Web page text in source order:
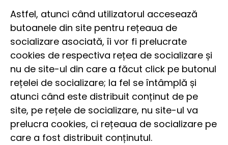
Astfel, atunci când utilizatorul accesează
butoanele din site pentru rețeaua de
socializare asociată, îi vor fi prelucrate
cookies de respectiva rețea de socializare și
nu de site-ul din care a făcut click pe butonul
rețelei de socializare; la fel se întâmplă și
atunci când este distribuit conținut de pe
site, pe rețele de socializare, nu site-ul va
prelucra cookies, ci rețeaua de socializare pe
care a fost distribuit conținutul.